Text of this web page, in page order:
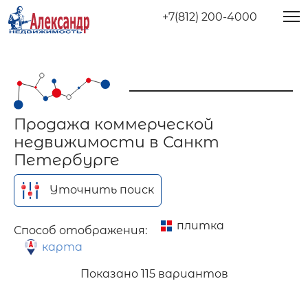
+7(812) 200-4000
Продажа коммерческой
недвижимости в Санкт
Петербурге
Уточнить поиск
Способ отображения:
плитка
карта
Показано 115 вариантов